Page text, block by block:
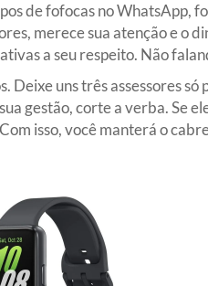
de fofocas no WhatsApp,
merece sua atenção e o
a seu respeito. Não
Deixe uns três assessores só
gestão, corte a verba. Se
isso, você manterá o